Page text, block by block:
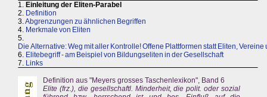
1. Einleitung der Eliten-Parabel
2. Definition
3.Abgrenzungen zu ähnlichen Begriffen
4. Merkmale von Eliten
5.
Die Alternative: Weg mit aller Kontrolle! Offene Plattformen statt Eliten, Vereine
6. Elitebegriff - am Beispiel von Bildungseliten in der Gesellschaft
7. Links
Definition aus "Meyers grosses Taschenlexikon", Band 6
Elite (frz.), die gesellschaftl. Minderheit, die polit. oder sozial